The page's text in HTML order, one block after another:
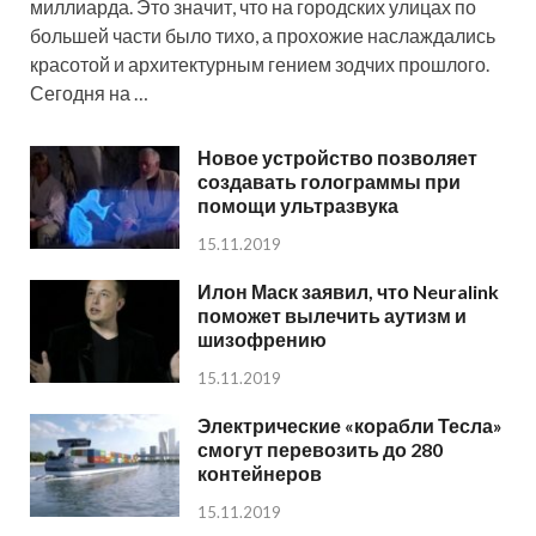
миллиарда. Это значит, что на городских улицах по
большей части было тихо, а прохожие наслаждались
красотой и архитектурным гением зодчих прошлого.
Сегодня на …
Новое устройство позволяет
создавать голограммы при
помощи ультразвука
15.11.2019
Илон Маск заявил, что Neuralink
поможет вылечить аутизм и
шизофрению
15.11.2019
Электрические «корабли Тесла»
смогут перевозить до 280
контейнеров
15.11.2019